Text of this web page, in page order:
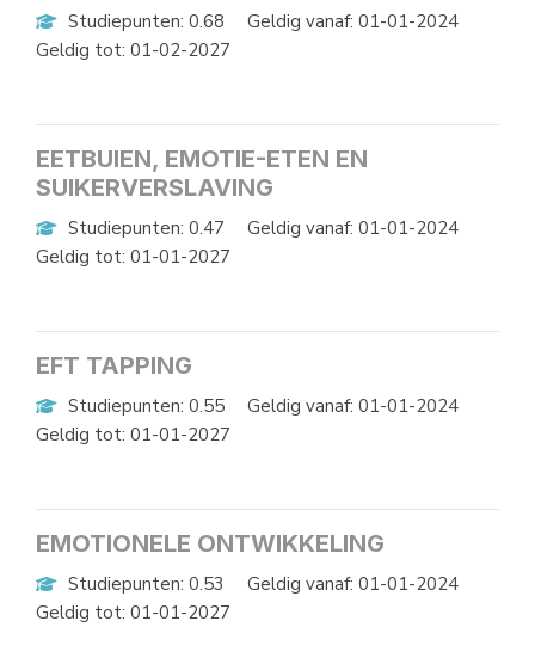
Studiepunten: 0.68
Geldig vanaf: 01-01-2024
Geldig tot: 01-02-2027
EETBUIEN, EMOTIE-ETEN EN
SUIKERVERSLAVING
Studiepunten: 0.47
Geldig vanaf: 01-01-2024
Geldig tot: 01-01-2027
EFT TAPPING
Studiepunten: 0.55
Geldig vanaf: 01-01-2024
Geldig tot: 01-01-2027
EMOTIONELE ONTWIKKELING
Studiepunten: 0.53
Geldig vanaf: 01-01-2024
Geldig tot: 01-01-2027